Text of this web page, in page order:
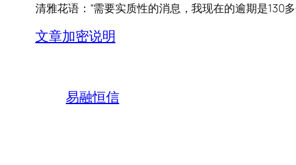
清雅花语：“需要实质性的消息，我现在的逾期是130
文章加密说明
易融恒信